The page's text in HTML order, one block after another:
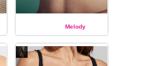
armatures, slip, string,
Melody
EMPREINTE